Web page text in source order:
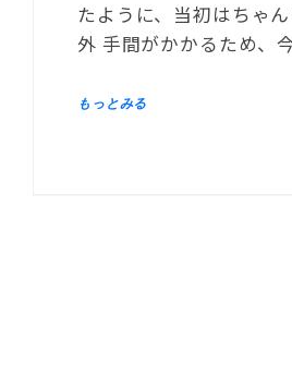
たように、当初はちゃ
外 手間がかかるため、